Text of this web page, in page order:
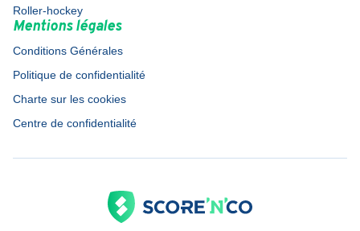
Roller-hockey
Mentions légales
Conditions Générales
Politique de confidentialité
Charte sur les cookies
Centre de confidentialité